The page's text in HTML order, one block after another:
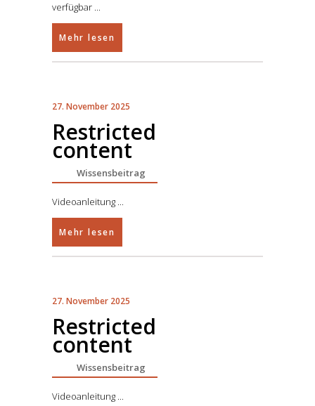
verfügbar
Mehr lesen
27. November 2025
Restricted
content
Wissensbeitrag
Videoanleitung
Mehr lesen
27. November 2025
Restricted
content
Wissensbeitrag
Videoanleitung